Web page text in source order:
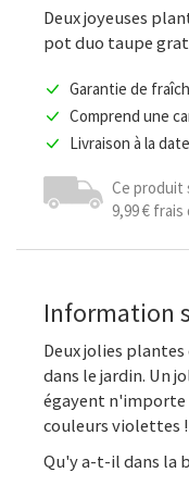
Deux joyeuses
pot duo taupe
Garantie de
Comprend une
Livraison à la
Ce produit
9,99 € frais
Information
Deux jolies
dans le jardin. Un
égayent n'importe
couleurs violettes !
Qu'y a-t-il dans la